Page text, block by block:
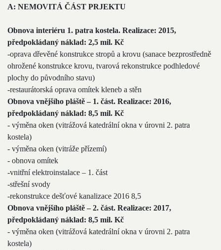
A: NEMOVITÁ ČÁST PRJEKTU
Obnova interiéru 1. patra kostela. Realizace: 2015,
předpokládaný náklad: 2,5 mil. Kč
-oprava dřevěné konstrukce stropů a krovu (sanace bezprostředně
ohrožené konstrukce krovu, tvarová rekonstrukce podhledové
plochy do původního stavu)
-restaurátorská oprava omítek kleneb a stěn
Obnova vnějšího pláště – 1. část. Realizace: 2016,
předpokládaný náklad: 8,5 mil. Kč
- výměna oken (vitrážová katedrální okna v úrovni 2. patra
kostela)
- výměna oken (vitráže přízemí)
- obnova omítek
-vnitřní elektroinstalace – 1. část
-střešní svody
-rekonstrukce dešťové kanalizace 2016 8,5
Obnova vnějšího pláště – 2. část. Realizace: 2017,
předpokládaný náklad: 8,5 mil. Kč
- výměna oken (vitrážová katedrální okna v úrovni 2. patra
kostela)